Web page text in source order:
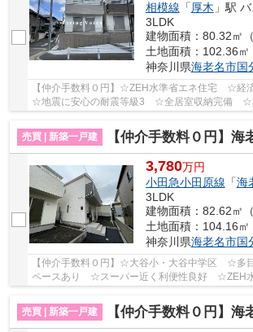
相模線 「厚木 」駅 バス8分 「大
3LDK
建物面積：80.32㎡
土地面積：102.36㎡
神奈川県海老名市国
【仲介手数料０円】☆ZEH水準省エネ住宅 ☆経
☆地震に安心の耐震等級3 ☆全居室収納完備 ☆
売買 | 新築一戸建
【仲介手数料０円】海老名市国分寺台第17 新築一
3,780万円
小田急小田原線 「海
3LDK
建物面積：82.62㎡
土地面積：104.16㎡
神奈川県海老名市国
【仲介手数料０円】☆大谷小・大谷中学区 ☆多
ペースあり ☆スーパー近く利便性良好 ☆ZEH
売買 | 新築一戸建
【仲介手数料０円】海老名市大谷南3丁目2